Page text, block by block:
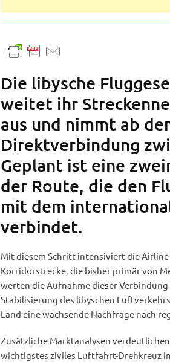
Die libysche
weitet ihr
aus und nimmt ab
Direktverbindung
Geplant ist eine
der Route, die den
mit dem
verbindet.
Mit diesem Schritt intensiviert die
Korridorstrecke, die bisher primär von
werten die Aufnahme dieser
Stabilisierung des libyschen
Land eine wachsende Nachfrage nach
Zusätzliche Marktanalysen
wichtigstes ziviles Luftfahrt-Drehkreuz